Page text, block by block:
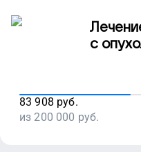
Алексей
Андрей
с
83 908 руб.
из200 000 руб.